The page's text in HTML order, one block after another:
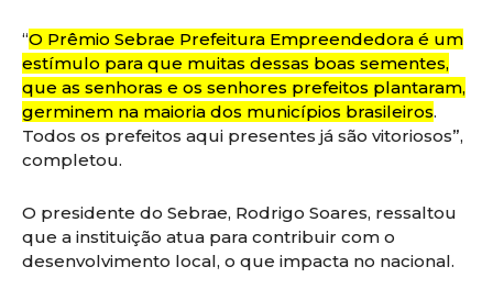
“O Prêmio Sebrae Prefeitura Empreendedora é um
estímulo para que muitas dessas boas sementes,
que as senhoras e os senhores prefeitos plantaram,
germinem na maioria dos municípios brasileiros.
Todos os prefeitos aqui presentes já são vitoriosos”,
completou.
O presidente do Sebrae, Rodrigo Soares, ressaltou
que a instituição atua para contribuir com o
desenvolvimento local, o que impacta no nacional.